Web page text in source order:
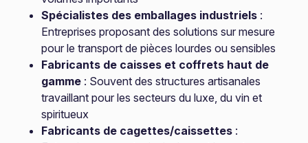
Spécialistes des emballages industriels :
Entreprises proposant des solutions sur mesure
pour le transport de pièces lourdes ou sensibles
Fabricants de caisses et coffrets haut de
gamme : Souvent des structures artisanales
travaillant pour les secteurs du luxe, du vin et
spiritueux
Fabricants de cagettes/caissettes :